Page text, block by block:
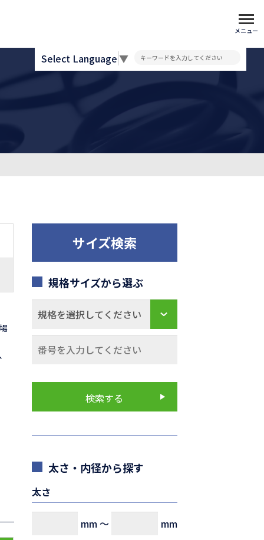
メニュー
Select Language▼
サイズ検索
規格サイズから選ぶ
太さ・内径から探す
太さ
mm～
mm